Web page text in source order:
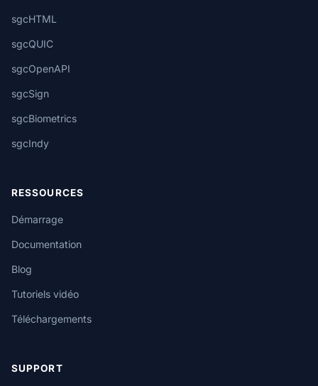
sgcHTML
sgcQUIC
sgcOpenAPI
sgcSign
sgcBiometrics
sgcIndy
RESSOURCES
Démarrage
Documentation
Blog
Tutoriels vidéo
Téléchargements
SUPPORT